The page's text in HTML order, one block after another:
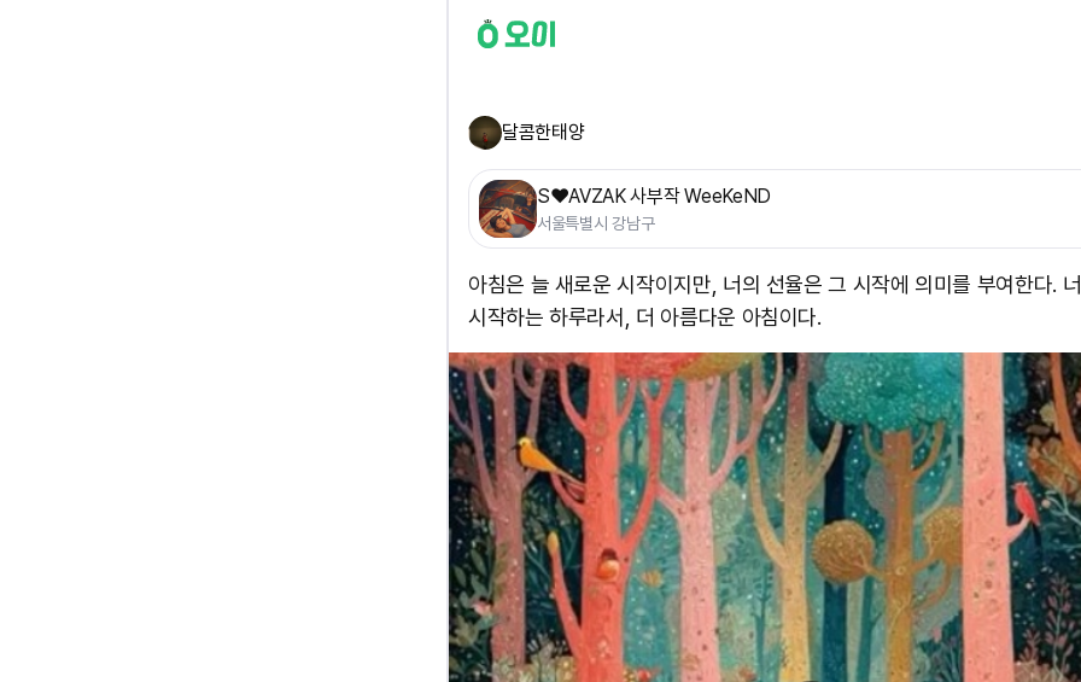
달콤한태양
S❤️AVZAK 사부작 WeeKeND
서울특별시 강남구
아침은 늘 새로운 시작이지만, 너의 선율은 그 시작에 의미를 부여한다.
시작하는 하루라서, 더 아름다운 아침이다.